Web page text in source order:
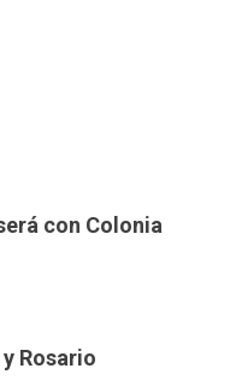
con Colonia
Rosario